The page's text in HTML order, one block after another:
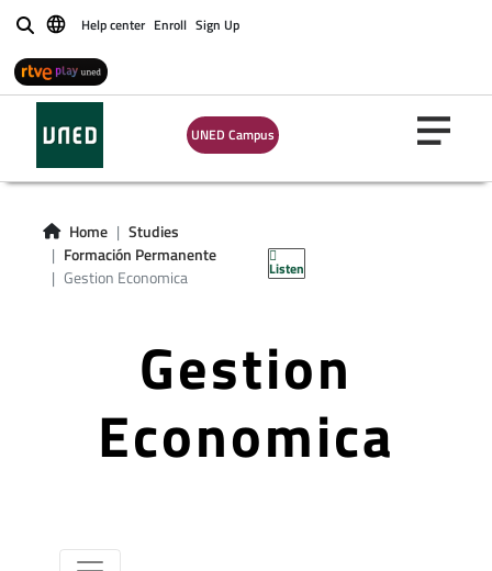
BuscarHelp center Enroll Sign Up
UNED Campus
Home
Studies
Formación Permanente
Gestion Economica
Listen
Gestion
Economica